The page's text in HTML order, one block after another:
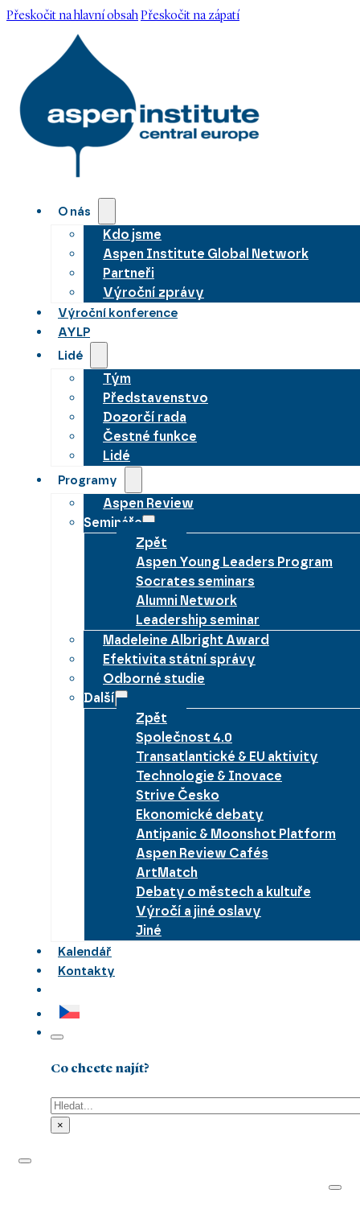
Přeskočit na hlavní obsahPřeskočit na zápatí
O nás
Kdo jsme
Aspen Institute Global Network
Partneři
Výroční zprávy
Výroční konference
AYLP
Lidé
Tým
Představenstvo
Dozorčí rada
Čestné funkce
Lidé
Programy
Aspen Review
Semináře
Zpět
Aspen Young Leaders Program
Socrates seminars
Alumni Network
Leadership seminar
Madeleine Albright Award
Efektivita státní správy
Odborné studie
Další
Zpět
Společnost 4.0
Transatlantické & EU aktivity
Technologie & Inovace
Strive Česko
Ekonomické debaty
Antipanic & Moonshot Platform
Aspen Review Cafés
ArtMatch
Debaty o městech a kultuře
Výročí a jiné oslavy
Jiné
Kalendář
Kontakty
Co chcete najít?
Hledat
×